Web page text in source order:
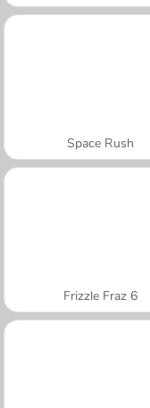
Space Rush
Frizzle Fraz 6